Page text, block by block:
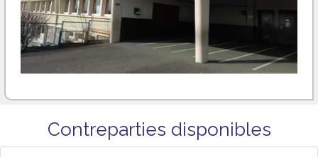
Contreparties disponibles